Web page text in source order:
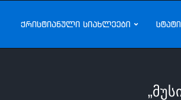
ქრისტიანული სიახლეები